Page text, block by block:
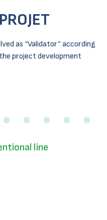
as “Validator” according
project development
line